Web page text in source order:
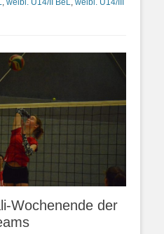
Wochenende der